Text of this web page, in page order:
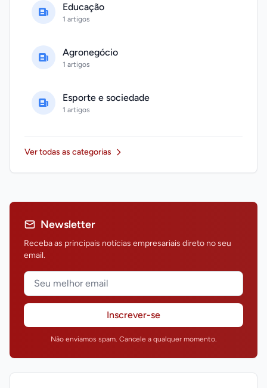
Educação
1 artigos
Agronegócio
1 artigos
Esporte e sociedade
1 artigos
Ver todas as categorias
Newsletter
Receba as principais notícias empresariais direto no seu
email.
Inscrever-se
Não enviamos spam. Cancele a qualquer momento.